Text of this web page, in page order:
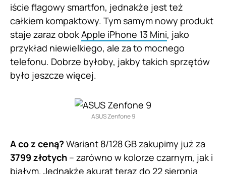
iście flagowy smartfon, jednakże jest też
całkiem kompaktowy. Tym samym nowy produkt
staje zaraz obokApple iPhone 13 Mini, jako
przykład niewielkiego, ale za to mocnego
telefonu. Dobrze byłoby, jakby takich sprzętów
było jeszcze więcej.
ASUS Zenfone 9
A co z ceną? Wariant 8/128 GB zakupimy już za
3799 złotych – zarówno w kolorze czarnym, jak i
białym. Jednakże akurat teraz do 22 sierpnia